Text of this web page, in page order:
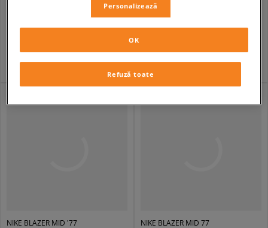
NIKE W BLAZER MID '77 NEXT NATURE
NIKE BLAZER MID '77
copii
NIKE BLAZER MID '77
NIKE BLAZER MID 77
Personalizează
Refuză toate
OK